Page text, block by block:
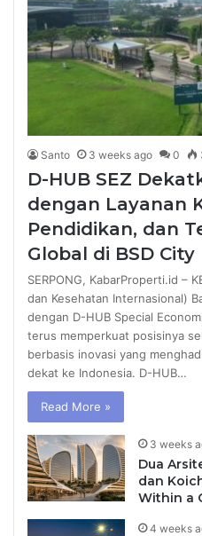
Santo 3 weeks ago 0
D-HUB SEZ
dengan Layanan
Pendidikan, dan
Global di BSD City
SERPONG, KabarProperti.id –
dan Kesehatan Internasional)
dengan D-HUB Special
terus memperkuat posisinya
berbasis inovasi yang
dekat ke Indonesia. D-HUB…
Read More »
3 weeks
Dua
dan
Within a
4 weeks